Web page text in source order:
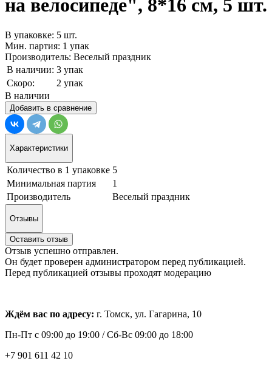
на велосипеде", 8*16 см, 5 шт.
В упаковке: 5 шт.
Мин. партия: 1 упак
Производитель: Веселый праздник
В наличии: 3 упак
Скоро:
2 упак
В наличии
Добавить в сравнение
Характеристики
Количество в 1 упаковке 5
Минимальная партия
1
Производитель
Веселый праздник
Отзывы
Оставить отзыв
Отзыв успешно отправлен.
Он будет проверен администратором перед публикацией.
Перед публикацией отзывы проходят модерацию
Ждём вас по адресу: г. Томск, ул. Гагарина, 10
Пн-Пт с 09:00 до 19:00 /Сб-Вс 09:00 до 18:00
+7 901 611 42 10